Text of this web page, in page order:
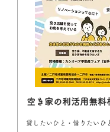
空き家の利活用無料
貸したいひと・借りたいひ